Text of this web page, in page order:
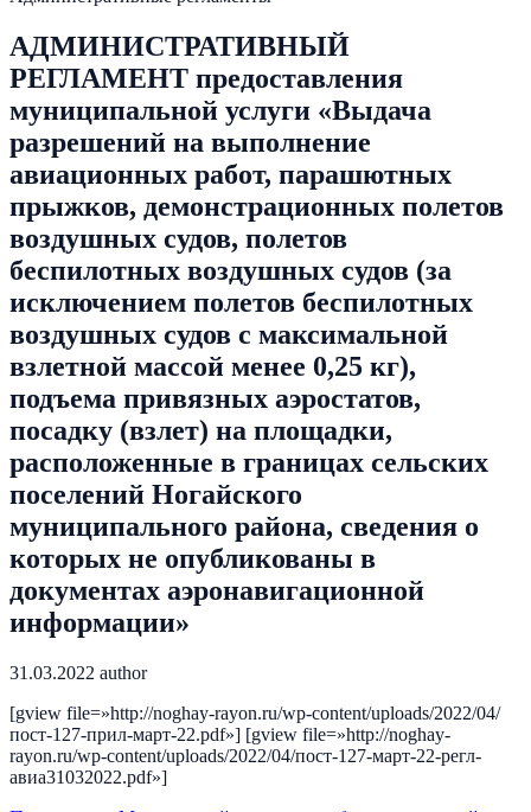
АДМИНИСТРАТИВНЫЙ
РЕГЛАМЕНТ предоставления
муниципальной услуги «Выдача
разрешений на выполнение
авиационных работ, парашютных
прыжков, демонстрационных полетов
воздушных судов, полетов
беспилотных воздушных судов (за
исключением полетов беспилотных
воздушных судов с максимальной
взлетной массой менее 0,25 кг),
подъема привязных аэростатов,
посадку (взлет) на площадки,
расположенные в границах сельских
поселений Ногайского
муниципального района, сведения о
которых не опубликованы в
документах аэронавигационной
информации»
31.03.2022 author
[gview file=»http://noghay-rayon.ru/wp-content/uploads/2022/04/
пост-127-прил-март-22.pdf»] [gview file=»http://noghay-
rayon.ru/wp-content/uploads/2022/04/пост-127-март-22-регл-
авиа31032022.pdf»]